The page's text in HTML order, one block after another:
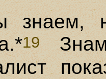
знаем,
19